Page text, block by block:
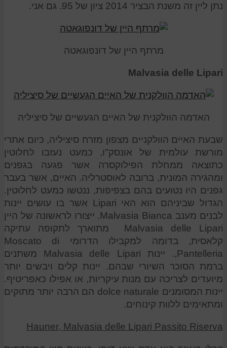
נתן ליין זה משנת הבציר 2014 ציון של 95. גם אני.
מרתף היין של דונפוגאטה
Malvasia delle Lipari
האדמה הוולקנית של האיים הגעשיים של סיציליה
שבעת האיים הוולקניים מצפון מזרח סיציליה, כיום אתרי
מורשת עולמית של אונסק"ו, כמעט נעזבו לחלוטין
כתוצאה ממחלת הפילוקסרה אשר פגעה בגפנים
ומהגירה המונית, ברובה לאוסטרליה. האיים, אשר בעבר
גפנים היו נטועים בהם בצפיפות, ננטשו כמעט לחלוטין.
הגדול שביניהם הוא האי Lipari אשר בו עושים יינות
לבנים מענב Malvasia Bianca. ייצורו לראשונה של היין
Malvasia delle Lipari מתוארך לתקופה עתיקה
קלאסית, בדומה למקבילו הדרומי Moscato di
Pantelleria,. יינות Malvasia delle Lipari משתנים
ברמת הסוכר השיורי שבהם. יינות קלים ויבשים יותר
מיועדים לצריכה עם מנות עיקריות, או אפילו כאפריטיף.
יינות המסומנים dolce naturale הם הרבה יותר מתוקים
ומתאימים ללוות קינוחים.
Hauner, Malvasia delle Lipari Passito Riserva